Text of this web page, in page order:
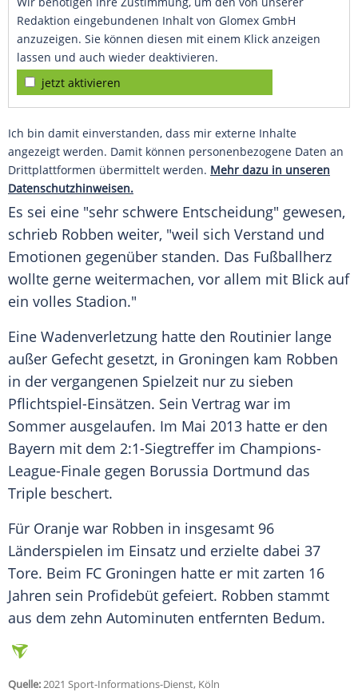
Redaktion eingebundenen Inhalt von Glomex GmbH
anzuzeigen. Sie können diesen mit einem Klick anzeigen
lassen und auch wieder deaktivieren.
jetzt aktivieren
Ich bin damit einverstanden, dass mir externe Inhalte
angezeigt werden. Damit können personenbezogene Daten an
Drittplattformen übermittelt werden. Mehr dazu in unseren
Datenschutzhinweisen.
Es sei eine "sehr schwere Entscheidung" gewesen,
schrieb Robben weiter, "weil sich Verstand und
Emotionen gegenüber standen. Das Fußballherz
wollte gerne weitermachen, vor allem mit Blick auf
ein volles Stadion."
Eine Wadenverletzung hatte den Routinier lange
außer Gefecht gesetzt, in Groningen kam Robben
in der vergangenen Spielzeit nur zu sieben
Pflichtspiel-Einsätzen. Sein Vertrag war im
Sommer ausgelaufen. Im Mai 2013 hatte er den
Bayern mit dem 2:1-Siegtreffer im Champions-
League-Finale gegen Borussia Dortmund das
Triple beschert.
Für Oranje war Robben in insgesamt 96
Länderspielen im Einsatz und erzielte dabei 37
Tore. Beim FC Groningen hatte er mit zarten 16
Jahren sein Profidebüt gefeiert. Robben stammt
aus dem zehn Autominuten entfernten Bedum.
Quelle:2021 Sport-Informations-Dienst, Köln